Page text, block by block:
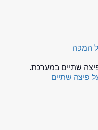
המפה
שתיים במערכת.
פיצה שתיים